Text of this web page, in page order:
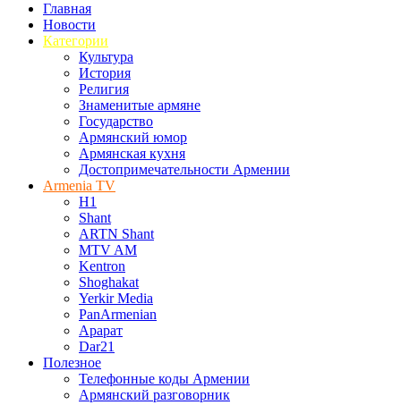
Главная
Новости
Категории
Культура
История
Религия
Знаменитые армяне
Государство
Армянский юмор
Армянская кухня
Достопримечательности Армении
Armenia TV
H1
Shant
ARTN Shant
MTV AM
Kentron
Shoghakat
Yerkir Media
PanArmenian
Арарат
Dar21
Полезное
Телефонные коды Армении
Армянский разговорник